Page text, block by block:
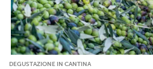
DEGUSTAZIONE IN CANTINA